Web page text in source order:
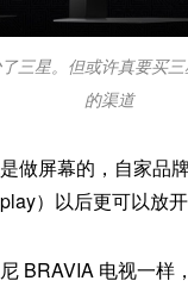
三星。但或许真要买
的渠道
做屏幕的，自家品
）以后更可以放
BRAVIA 电视一样